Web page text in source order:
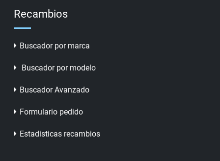
Recambios
Buscador por marca
Buscador por modelo
Buscador Avanzado
Formulario pedido
Estadisticas recambios